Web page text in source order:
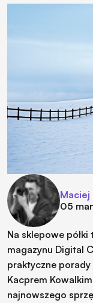
Maciej
05
Na sklepowe
magazynu Digital
praktyczne
Kacprem
najnowszego